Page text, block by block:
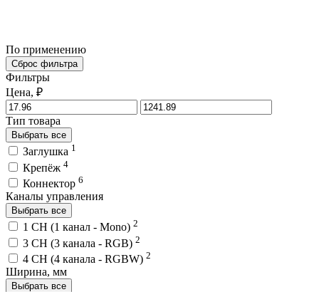
По применению
Сброс фильтра
Фильтры
Цена, ₽
Тип товара
Выбрать все
Заглушка 1
Крепёж 4
Коннектор 6
Каналы управления
Выбрать все
1 CH (1 канал - Mono) 2
3 CH (3 канала - RGB) 2
4 CH (4 канала - RGBW) 2
Ширина, мм
Выбрать все